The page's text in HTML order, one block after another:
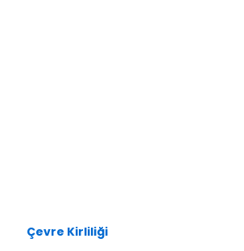
Çevre Kirliliği